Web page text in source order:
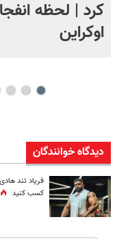
کرد | لحظه
اوکراین
دیدگاه خوانندگان
فریاد تند
کسب کنید